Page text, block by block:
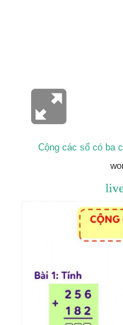
Cộng các số có ba